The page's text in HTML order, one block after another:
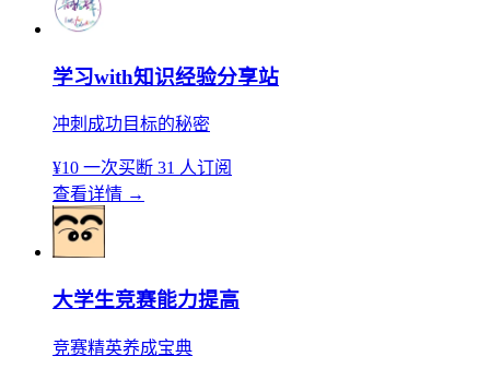
学习with知识经验分享站
冲刺成功目标的秘密
¥10 一次买断 31 人订阅
查看详情 →
大学生竞赛能力提高
竞赛精英养成宝典